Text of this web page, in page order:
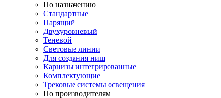
По назначению
Стандартные
Парящий
Двухуровневый
Теневой
Световые линии
Для создания ниш
Карнизы интегрированные
Комплектующие
Трековые системы освещения
По производителям